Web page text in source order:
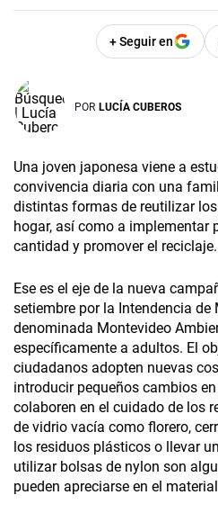
+ Seguir en
POR LUCÍA CUBEROS
Una joven japonesa viene a
convivencia diaria con una
distintas formas de reutilizar
hogar, así como a implementar
cantidad y promover el reciclaje.
Ese es el eje de la nueva
setiembre por la Intendencia de
denominada Montevideo
específicamente a adultos. El
ciudadanos adopten nuevas
introducir pequeños cambios
colaboren en el cuidado de los
de vidrio vacía como florero,
los residuos plásticos o llevar un
utilizar bolsas de nylon son
pueden apreciarse en el